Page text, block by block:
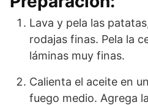
Lava y pela las
rodajas finas. Pela la
láminas muy finas.
Calienta el aceite en
fuego medio. Agrega